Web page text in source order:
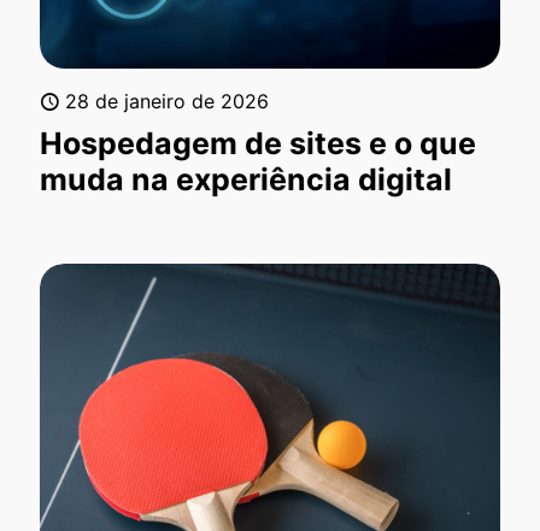
28 de janeiro de 2026
Hospedagem de sites e o que
muda na experiência digital